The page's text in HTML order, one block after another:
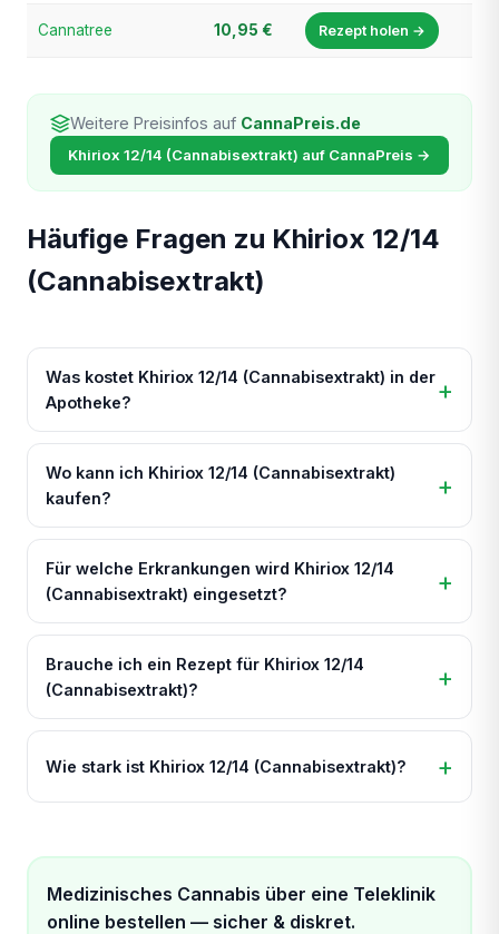
Cannatree 10,95 € Rezept holen →
Weitere Preisinfos auf CannaPreis.de
Khiriox 12/14 (Cannabisextrakt) auf CannaPreis →
Häufige Fragen zu Khiriox 12/14
(Cannabisextrakt)
Was kostet Khiriox 12/14 (Cannabisextrakt) in der
Apotheke?
Wo kann ich Khiriox 12/14 (Cannabisextrakt)
kaufen?
Für welche Erkrankungen wird Khiriox 12/14
(Cannabisextrakt) eingesetzt?
Brauche ich ein Rezept für Khiriox 12/14
(Cannabisextrakt)?
Wie stark ist Khiriox 12/14 (Cannabisextrakt)?
Medizinisches Cannabis über eine Teleklinik
online bestellen — sicher & diskret.